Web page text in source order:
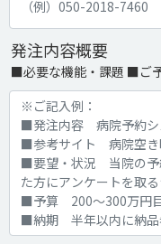
発注内容概要
■必要な機能・課題 ■ご